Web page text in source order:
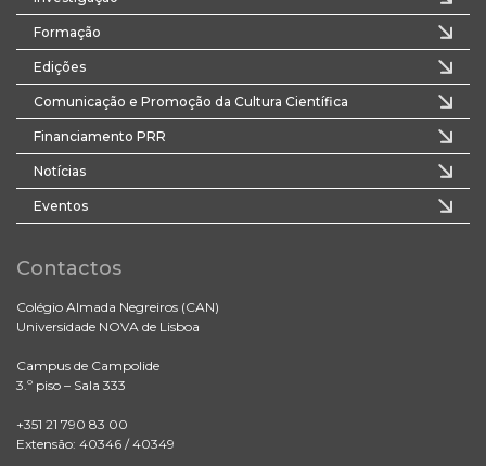
Formação
Edições
Comunicação e Promoção da Cultura Científica
Financiamento PRR
Notícias
Eventos
Contactos
Colégio Almada Negreiros (CAN)
Universidade NOVA de Lisboa
Campus de Campolide
3.º piso – Sala 333
+351 21 790 83 00
Extensão: 40346 / 40349